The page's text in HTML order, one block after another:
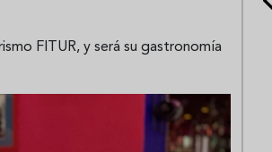
FITUR, y será su gastronomía
Cinco cremas frías de verduras
que querrás repetir todo agosto